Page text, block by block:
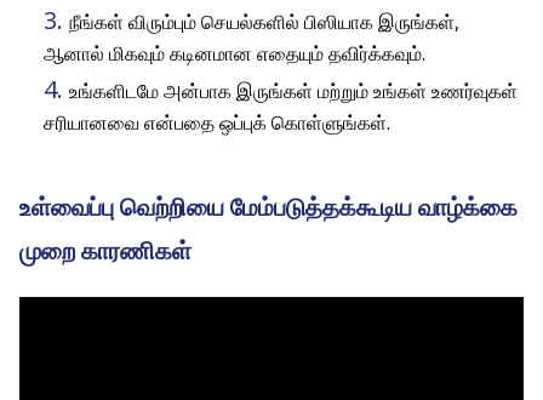
நீங்கள் விரும்பும் செயல்களில் பிஸியாக இருங்கள்,
ஆனால் மிகவும் கடினமான எதையும் தவிர்க்கவும்.
உங்களிடமே அன்பாக இருங்கள் மற்றும் உங்கள் உணர்வுகள்
சரியானவை என்பதை ஒப்புக் கொள்ளுங்கள்.
உள்வைப்பு வெற்றியை மேம்படுத்தக்கூடிய வாழ்க்கை
முறை காரணிகள்